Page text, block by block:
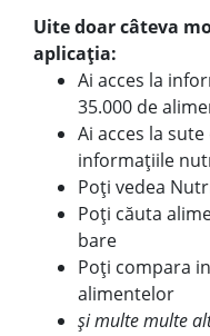
Uite doar câteva
aplicația:
Ai acces la
35.000 de
Ai acces la
informațiile
Poți vedea
Poți căuta
bare
Poți compara
alimentelor
și multe multe